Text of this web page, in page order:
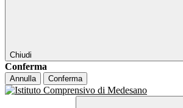
Chiudi
Conferma
Annulla Conferma